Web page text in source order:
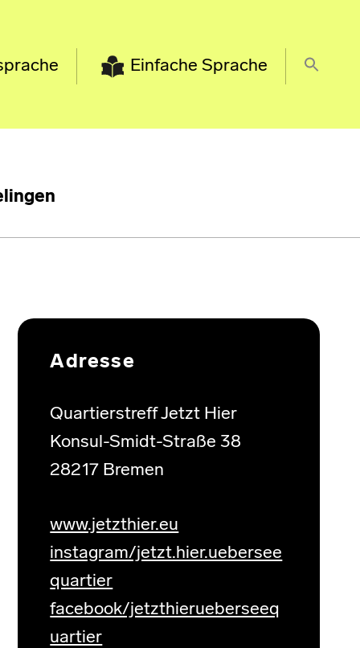
Einfache Sprache
Adresse
Quartierstreff Jetzt Hier
Konsul-Smidt-Straße 38
28217 Bremen
www.jetzthier.eu
instagram/jetzt.hier.uebersee
quartier
facebook/jetzthierueberseeq
uartier